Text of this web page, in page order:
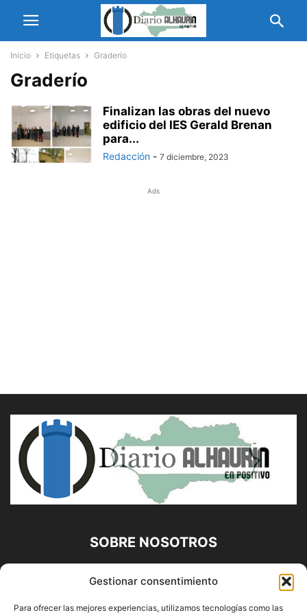
Gestionar consentimiento
Para ofrecer las mejores experiencias, utilizamos tecnologías como las
Inicio Etiquetas Graderío
Graderío
Finalizan las obras del nuevo
edificio del IES Gerald Brenan
para...
Redacción - 7 diciembre, 2023
Ads
SOBRE NOSOTROS
Diario Alhaurín (www.alhaurindelatorre.com) Propiedad de
Francisco E. López López | 639 95 71 95 | Noticias de
Alhaurín de la Torre, Málaga y Provincia|